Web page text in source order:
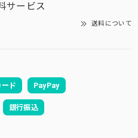
サービス
送料について
ド PayPay
銀行振込